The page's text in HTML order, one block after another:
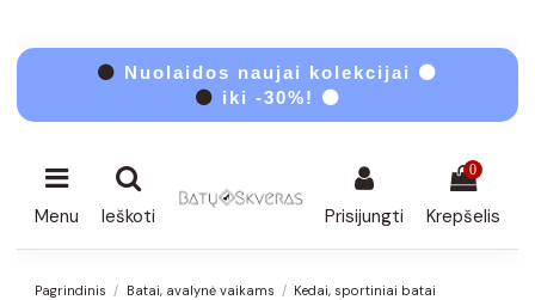
⚫ Nuolaidos naujai kolekcijai ⚫
⚫ iki -30%! ⚫
Menu Ieškoti Prisijungti
0
Krepšelis
Pagrindinis Batai, avalynė vaikams
Kedai, sportiniai batai